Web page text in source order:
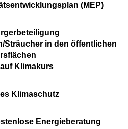
(MEP)
Sträucher in den öffentlichen
Klimakurs
Klimaschutz
Energieberatung